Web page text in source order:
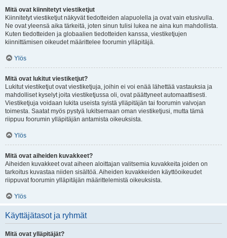
Mitä ovat kiinnitetyt viestiketjut
Kiinnitetyt viestiketjut näkyvät tiedotteiden alapuolella ja ovat vain etusivulla.
Ne ovat yleensä aika tärkeitä, joten sinun tulisi lukea ne aina kun mahdollista.
Kuten tiedotteiden ja globaalien tiedotteiden kanssa, viestiketjujen
kiinnittämisen oikeudet määrittelee foorumin ylläpitäjä.
Ylös
Mitä ovat lukitut viestiketjut?
Lukitut viestiketjut ovat viestiketjuja, joihin ei voi enää lähettää vastauksia ja
mahdolliset kyselyt joita viestiketjussa oli, ovat päättyneet automaattisesti.
Viestiketjuja voidaan lukita useista syistä ylläpitäjän tai foorumin valvojan
toimesta. Saatat myös pystyä lukitsemaan oman viestiketjusi, mutta tämä
riippuu foorumin ylläpitäjän antamista oikeuksista.
Ylös
Mitä ovat aiheiden kuvakkeet?
Aiheiden kuvakkeet ovat aiheen aloittajan valitsemia kuvakkeita joiden on
tarkoitus kuvastaa niiden sisältöä. Aiheiden kuvakkeiden käyttöoikeudet
riippuvat foorumin ylläpitäjän määrittelemistä oikeuksista.
Ylös
Käyttäjätasot ja ryhmät
Mitä ovat ylläpitäjät?